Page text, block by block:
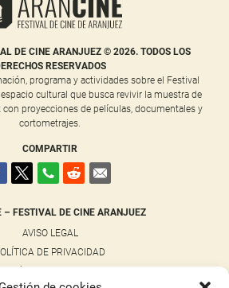
DE CINE ARANJUEZ © 2026. TODOS LOS
RESERVADOS
programa y actividades sobre el Festival
cultural que busca revivir la muestra de
proyecciones de películas, documentales y
cortometrajes.
COMPARTIR
– FESTIVAL DE CINE ARANJUEZ
AVISO LEGAL
DE PRIVACIDAD